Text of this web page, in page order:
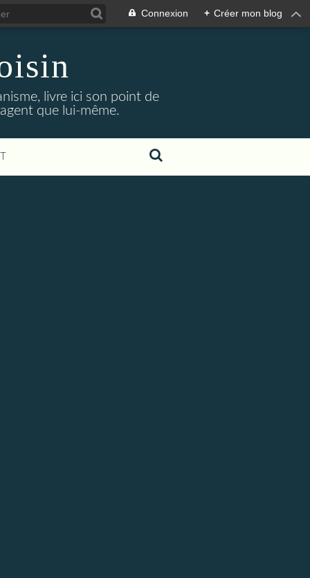
Connexion + Créer mon blog
livre ici son point de
que lui-même.